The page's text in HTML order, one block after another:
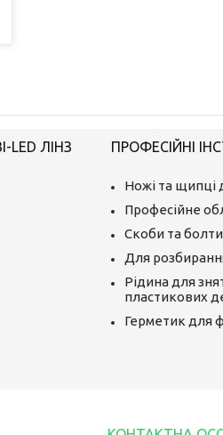
ЛІНЗ ПРОФЕСІЙНІ
Ножі та щипці
Професійне
Скоби та болти
Для
Рідина для
пластикових
Герметик для